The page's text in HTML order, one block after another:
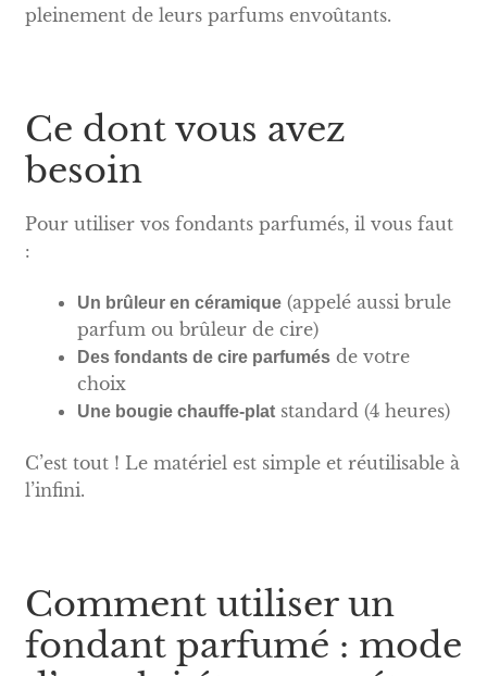
pleinement de leurs parfums envoûtants.
Ce dont vous avez
besoin
Pour utiliser vos fondants parfumés, il vous faut
:
Un brûleur en céramique(appelé aussi brule
parfum ou brûleur de cire)
Des fondants de cire parfumésde votre
choix
Une bougie chauffe-platstandard (4 heures)
C’est tout ! Le matériel est simple et réutilisable à
l’infini.
Comment utiliser un
fondant parfumé : mode